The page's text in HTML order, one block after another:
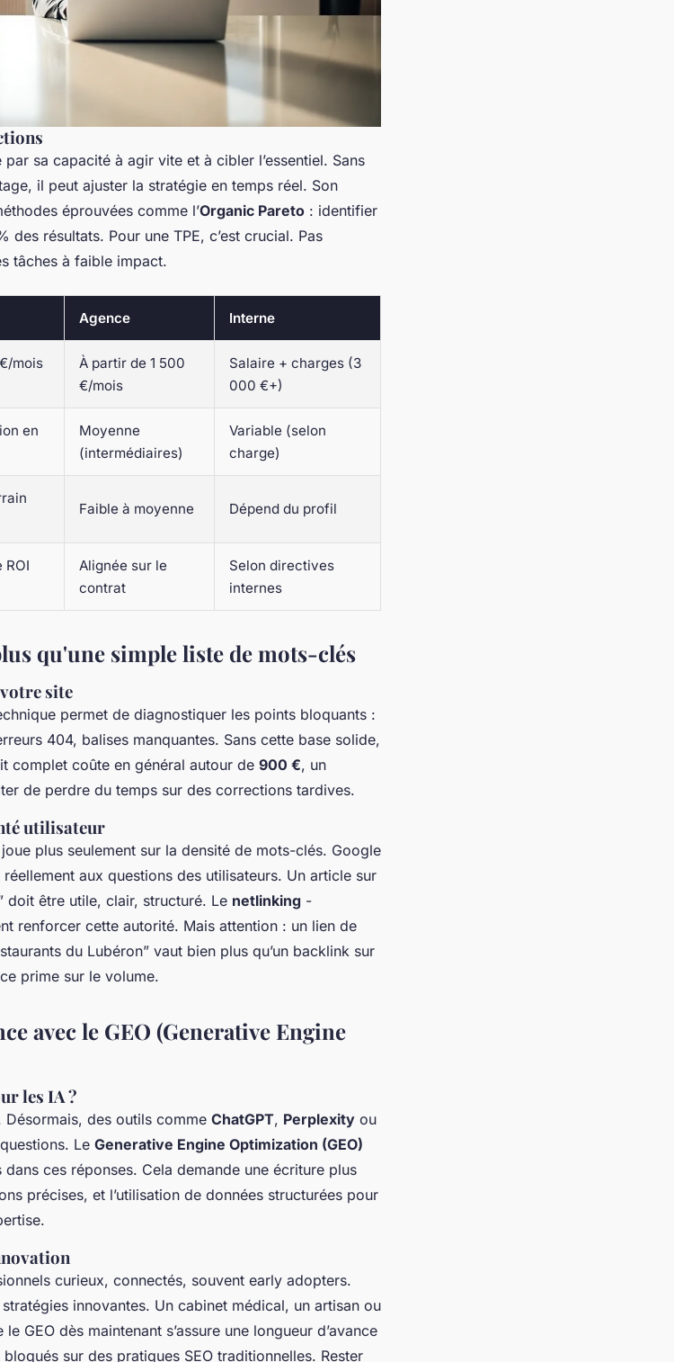
sa capacité à agir vite et à cibler l’essentiel. Sans
il peut ajuster la stratégie en temps réel. Son
éprouvées comme l’Organic Pareto : identifier
des résultats. Pour une TPE, c’est crucial. Pas
tâches à faible impact.
Agence Interne
mois
À partir de 1 500
€/mois
Salaire + charges (3
000 €+)
en
Moyenne
(intermédiaires)
Variable (selon
charge)
Faible à moyenne Dépend du profil
ROI
Alignée sur le
contrat
Selon directives
internes
qu'une simple liste de mots-clés
site
permet de diagnostiquer les points bloquants :
404, balises manquantes. Sans cette base solide,
complet coûte en général autour de 900 €, un
de perdre du temps sur des corrections tardives.
utilisateur
plus seulement sur la densité de mots-clés. Google
aux questions des utilisateurs. Un article sur
doit être utile, clair, structuré. Le netlinking -
renforcer cette autorité. Mais attention : un lien de
du Lubéron” vaut bien plus qu’un backlink sur
prime sur le volume.
avec le GEO (Generative Engine
les IA ?
des outils comme ChatGPT, Perplexity ou
Le Generative Engine Optimization (GEO)
ces réponses. Cela demande une écriture plus
précises, et l’utilisation de données structurées pour
curieux, connectés, souvent early adopters.
innovantes. Un cabinet médical, un artisan ou
GEO dès maintenant s’assure une longueur d’avance
sur des pratiques SEO traditionnelles. Rester